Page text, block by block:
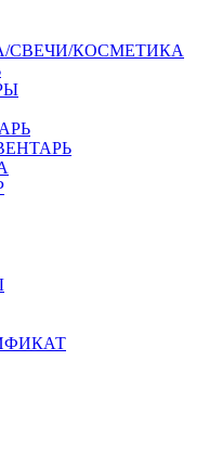
СВЕЧИ/КОСМЕТИКА